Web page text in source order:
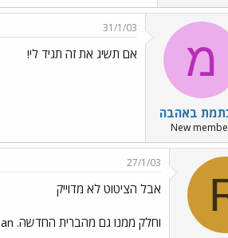
מ
באהבה
New
31/1/03
אם תשיג את זה תגיד לי!
27/1/03
אבל הציטוט לא מדוייק
וחלק ממנו גם מהברית החדשה. the path of the rightous man וכו´ לא נמצא ביחזקאל בכלל